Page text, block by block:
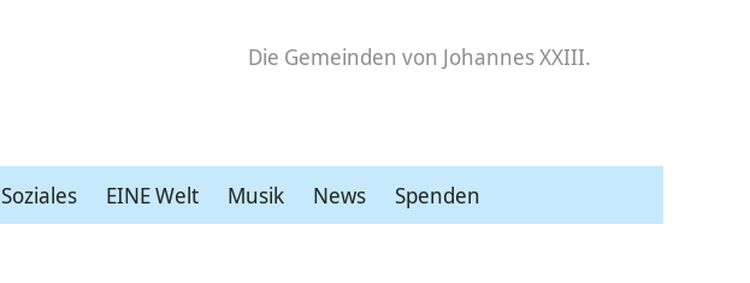
Die Gemeinden von Johannes XXIII.
Soziales EINE Welt Musik News Spenden